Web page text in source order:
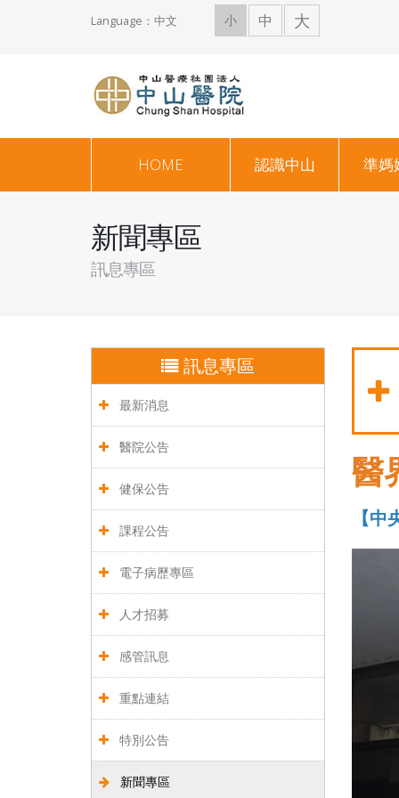
Language：中文 小 中 大
HOME 認識中山 準媽
新聞專區
訊息專區
訊息專區
最新消息
醫院公告
健保公告
課程公告
電子病歷專區
人才招募
感管訊息
重點連結
特別公告
新聞專區
醫
【中